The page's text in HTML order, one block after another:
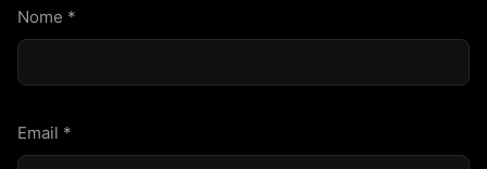
Nome *
Email *